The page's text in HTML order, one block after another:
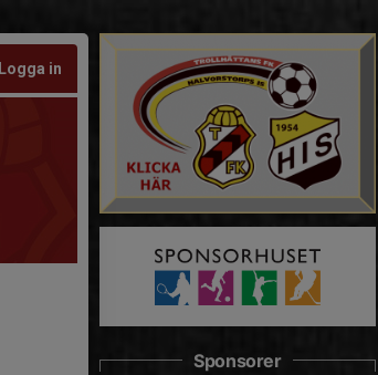
Logga in
Sponsorer